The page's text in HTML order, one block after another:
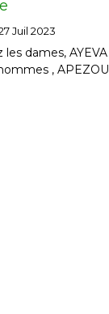
Juil 2023
dames,
,